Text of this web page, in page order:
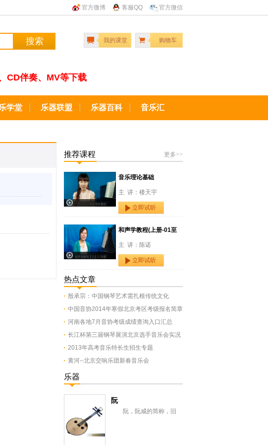
官方微博 客服QQ 官方微信
搜索 我的课堂 购物车
CD伴奏、MV等下载
学堂 乐器联盟 乐器百科 音乐汇
更多>>
推荐课程
音乐理论基础
主 讲：楼天宇
立即试听
和声学教程(上册-01至
主 讲：陈诺
立即试听
热点文章
殷承宗：中国钢琴艺术需扎根传统文化
中国音协2014年寒假北京考区考级报名简章
河南各地7月音协考级成绩查询入口汇总
长江杯第三届钢琴展演北京选手音乐会实况
2013年高考音乐特长生招生专题
黄河--北京交响乐团新春音乐会
乐器
阮
阮，阮咸的简称，旧